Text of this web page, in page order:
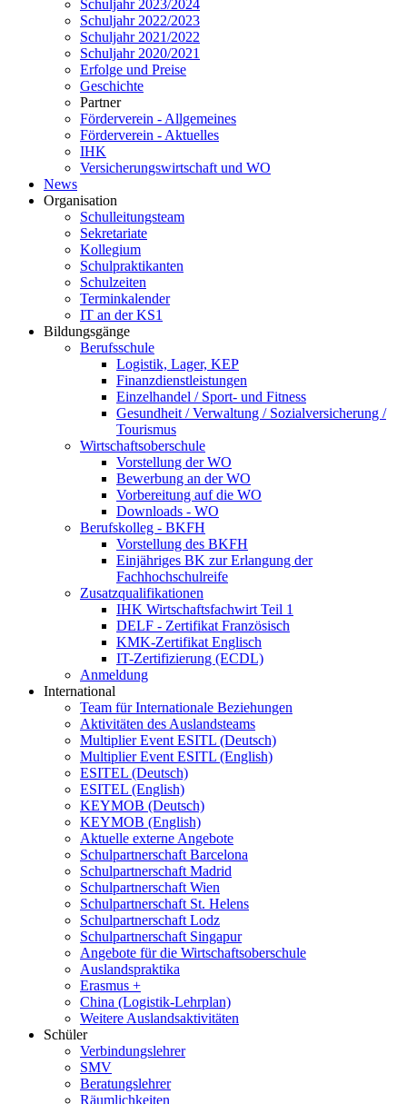
Schuljahr 2023/2024
Schuljahr 2022/2023
Schuljahr 2021/2022
Schuljahr 2020/2021
Erfolge und Preise
Geschichte
Partner
Förderverein - Allgemeines
Förderverein - Aktuelles
IHK
Versicherungswirtschaft und WO
News
Organisation
Schulleitungsteam
Sekretariate
Kollegium
Schulpraktikanten
Schulzeiten
Terminkalender
IT an der KS1
Bildungsgänge
Berufsschule
Logistik, Lager, KEP
Finanzdienstleistungen
Einzelhandel / Sport- und Fitness
Gesundheit / Verwaltung / Sozialversicherung /
Tourismus
Wirtschaftsoberschule
Vorstellung der WO
Bewerbung an der WO
Vorbereitung auf die WO
Downloads - WO
Berufskolleg - BKFH
Vorstellung des BKFH
Einjähriges BK zur Erlangung der
Fachhochschulreife
Zusatzqualifikationen
IHK Wirtschaftsfachwirt Teil 1
DELF - Zertifikat Französisch
KMK-Zertifikat Englisch
IT-Zertifizierung (ECDL)
Anmeldung
International
Team für Internationale Beziehungen
Aktivitäten des Auslandsteams
Multiplier Event ESITL (Deutsch)
Multiplier Event ESITL (English)
ESITEL (Deutsch)
ESITEL (English)
KEYMOB (Deutsch)
KEYMOB (English)
Aktuelle externe Angebote
Schulpartnerschaft Barcelona
Schulpartnerschaft Madrid
Schulpartnerschaft Wien
Schulpartnerschaft St. Helens
Schulpartnerschaft Lodz
Schulpartnerschaft Singapur
Angebote für die Wirtschaftsoberschule
Auslandspraktika
Erasmus +
China (Logistik-Lehrplan)
Weitere Auslandsaktivitäten
Schüler
Verbindungslehrer
SMV
Beratungslehrer
Räumlichkeiten